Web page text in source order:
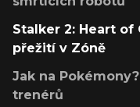
Stalker 2: Heart of
přežití v Zóně
Jak na
trenérů